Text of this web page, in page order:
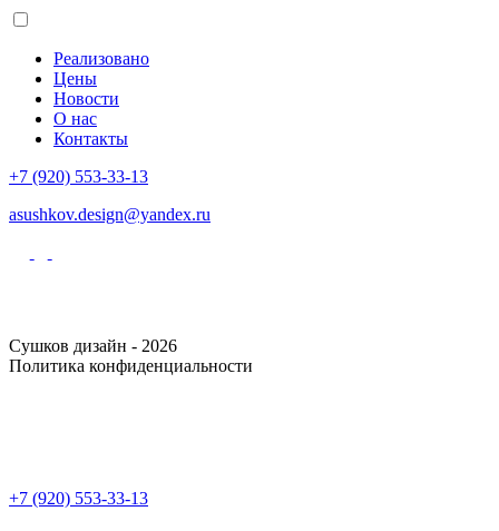
Реализовано
Цены
Новости
О нас
Контакты
+7 (920) 553-33-13
asushkov.design@yandex.ru
Сушков дизайн - 2026
Политика конфиденциальности
+7 (920) 553-33-13